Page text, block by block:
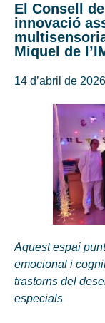
El Consell
innovació
Miquel de
14 d’abril de 2026
Aquest espai
emocional i
trastorns del
especials